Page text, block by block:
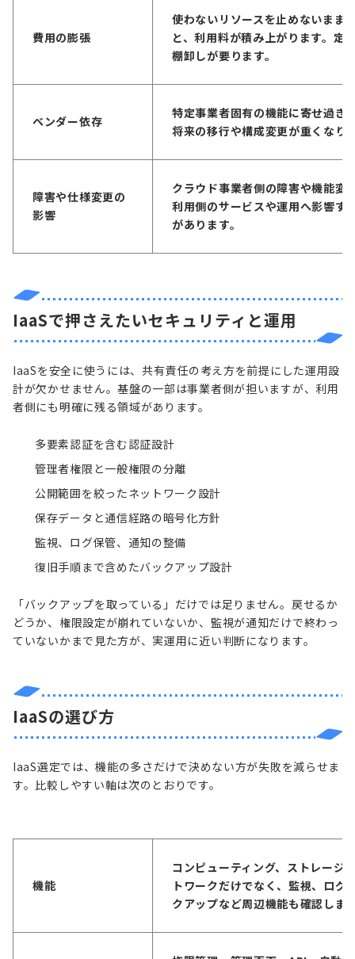
費用の膨張
使わないリソースを止めないまま
と、利用料が積み上がります。定
棚卸しが要ります。
ベンダー依存
特定事業者固有の機能に寄せ過ぎ
将来の移行や構成変更が重くなり
障害や仕様変更の
影響
クラウド事業者側の障害や機能変
利用側のサービスや運用へ影響す
があります。
IaaSで押さえたいセキュリティと運用
IaaSを安全に使うには、共有責任の考え方を前提にした運用設
計が欠かせません。基盤の一部は事業者側が担いますが、利用
者側にも明確に残る領域があります。
多要素認証を含む認証設計
管理者権限と一般権限の分離
公開範囲を絞ったネットワーク設計
保存データと通信経路の暗号化方針
監視、ログ保管、通知の整備
復旧手順まで含めたバックアップ設計
「バックアップを取っている」だけでは足りません。戻せるか
どうか、権限設定が崩れていないか、監視が通知だけで終わっ
ていないかまで見た方が、実運用に近い判断になります。
IaaSの選び方
IaaS選定では、機能の多さだけで決めない方が失敗を減らせま
す。比較しやすい軸は次のとおりです。
機能
コンピューティング、ストレージ
トワークだけでなく、監視、ログ
クアップなど周辺機能も確認しま